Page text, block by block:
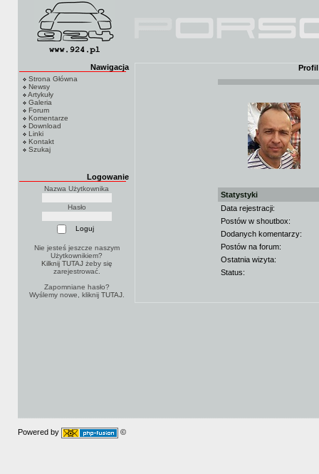
Nawigacja
Strona Główna
Newsy
Artykuły
Galeria
Forum
Komentarze
Download
Linki
Kontakt
Szukaj
Logowanie
Nazwa Użytkownika
Hasło
Nie jesteś jeszcze naszym
Użytkownikiem?
Kilknij TUTAJżeby się
zarejestrować.
Zapomniane hasło?
Wyślemy nowe, kliknij TUTAJ.
Statystyki
Data rejestracji:
Postów w shoutbox:
Dodanych komentarzy:
Postów na forum:
Ostatnia wizyta:
Status:
Powered by ©